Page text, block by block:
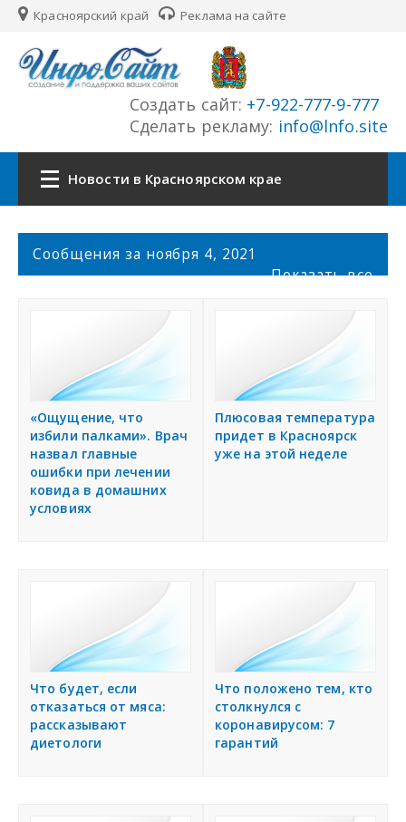
Красноярский край Реклама на сайте
Создать сайт: +7-922-777-9-777
Сделать рекламу: info@lnfo.site
Новости в Красноярском крае
Главная
История края
Подать объявление
Регионы России
Сообщения за ноября 4, 2021
Показать все
«Ощущение, что
избили палками». Врач
назвал главные
ошибки при лечении
ковида в домашних
условиях
Плюсовая температура
придет в Красноярск
уже на этой неделе
Что будет, если
отказаться от мяса:
рассказывают
диетологи
Что положено тем, кто
столкнулся с
коронавирусом: 7
гарантий